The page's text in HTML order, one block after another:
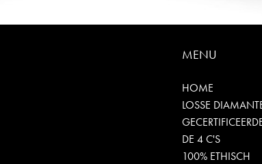
MENU
HOME
LOSSE
DE 4 C'S
100% ETHISCH